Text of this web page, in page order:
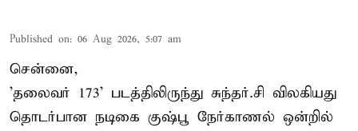
Published on: 06 Aug 2026, 5:07 am
சென்னை,
'தலைவர் 173' படத்திலிருந்து சுந்தர்.சி விலகியது
தொடர்பான நடிகை குஷ்பூ நேர்காணல் ஒன்றில்